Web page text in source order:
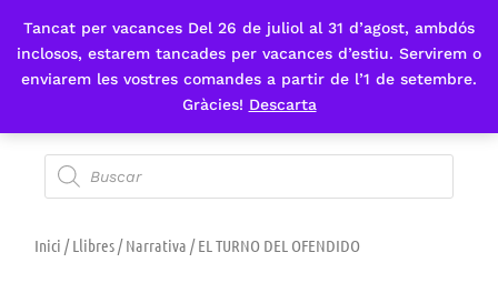
Tancat per vacances Del 26 de juliol al 31 d’agost, ambdós
inclosos, estarem tancades per vacances d’estiu. Servirem o
enviarem les vostres comandes a partir de l’1 de setembre.
Gràcies! Descarta
Fes-te'n sòcia
Inici /Llibres/Narrativa / EL TURNO DEL OFENDIDO